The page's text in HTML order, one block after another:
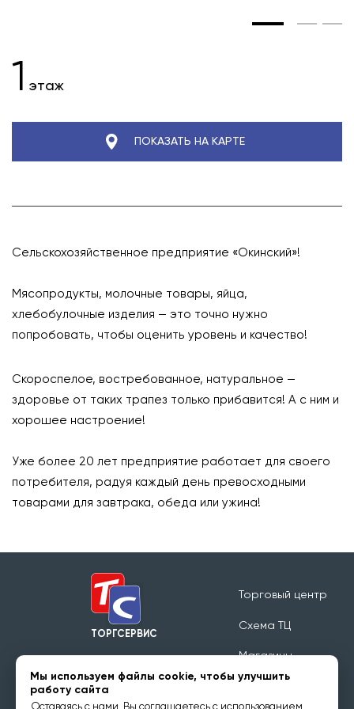
Сельскохозяйственное предприятие «Окинский»!
Мясопродукты, молочные товары, яйца,
хлебобулочные изделия — это точно нужно
попробовать, чтобы оценить уровень и качество!
Скороспелое, востребованное, натуральное —
здоровье от таких трапез только прибавится! А с ним и
хорошее настроение!
Уже более 20 лет предприятие работает для своего
потребителя, радуя каждый день превосходными
товарами для завтрака, обеда или ужина!
1 этаж
ПОКАЗАТЬ НА КАРТЕ
ТОРГСЕРВИС
Режим работы 09:00 - 20:00
Торговый центр
Схема ТЦ
Магазины
Обратная связь
Мы используем файлы cookie, чтобы улучшить
работу сайта
Оставаясь с нами, Вы соглашаетесь с использованием